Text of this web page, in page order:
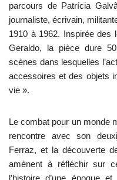
parcours de Patrícia
journaliste, écrivain,
1910 à 1962. Inspirée des
Geraldo, la pièce dure
scènes dans lesquelles
accessoires et des objets
vie ».
Le combat pour un monde
rencontre avec son
Ferraz, et la découverte
amènent à réfléchir sur
l’histoire d’une époque